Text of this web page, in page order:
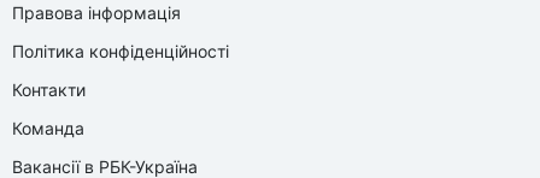
Правова інформація
Політика конфіденційності
Контакти
Команда
Вакансії в РБК-Україна